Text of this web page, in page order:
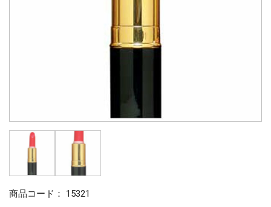
商品コード： 15321